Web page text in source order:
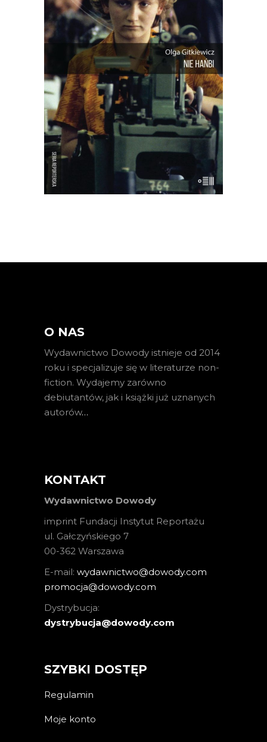
E-BOOK DO KOSZYKA
Reporterski obraz polskiego rynku pracy
– historycznie i dziś. Jak bardzo ten
rynek się zmienił od czasu, kiedy
chałupnicy przeszli z domowych
warsztatów do fabrycznych hal? I co to
znaczy nie pracować w świecie, w
którym ponoć nie pracuje tylko ten, kto
nie chce?
33.00zł 16.50zł
O NAS
Wydawnictwo Dowody istnieje od 2014
roku i specjalizuje się w literaturze non-
fiction. Wydajemy zarówno
debiutantów, jak i książki już uznanych
autorów…
KONTAKT
Wydawnictwo Dowody
imprint Fundacji Instytut Reportażu
ul. Gałczyńskiego 7
00-362 Warszawa
E-mail: wydawnictwo@dowody.com
promocja@dowody.com
Dystrybucja:
dystrybucja@dowody.com
SZYBKI DOSTĘP
Regulamin
Moje konto